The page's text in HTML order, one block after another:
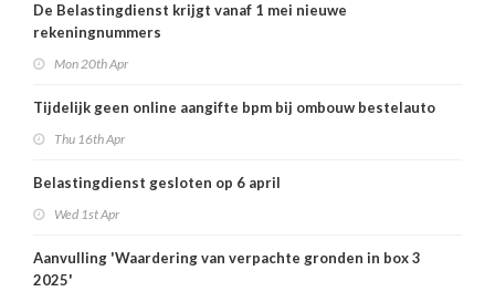
De Belastingdienst krijgt vanaf 1 mei nieuwe
rekeningnummers
Mon 20th Apr
Tijdelijk geen online aangifte bpm bij ombouw bestelauto
Thu 16th Apr
Belastingdienst gesloten op 6 april
Wed 1st Apr
Aanvulling 'Waardering van verpachte gronden in box 3
2025'